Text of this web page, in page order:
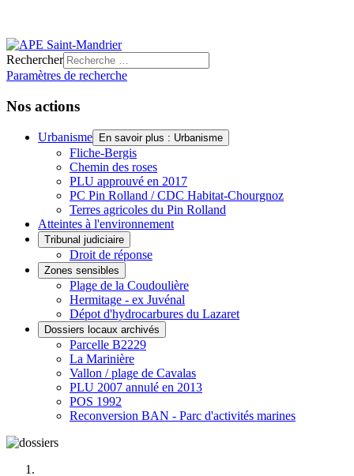
Rechercher
Paramètres de recherche
Nos actions
Urbanisme En savoir plus : Urbanisme
Fliche-Bergis
Chemin des roses
PLU approuvé en 2017
PC Pin Rolland / CDC Habitat-Chourgnoz
Terres agricoles du Pin Rolland
Atteintes à l'environnement
Tribunal judiciaire
Droit de réponse
Zones sensibles
Plage de la Coudoulière
Hermitage - ex Juvénal
Dépot d'hydrocarbures du Lazaret
Dossiers locaux archivés
Parcelle B2229
La Marinière
Vallon / plage de Cavalas
PLU 2007 annulé en 2013
POS 1992
Reconversion BAN - Parc d'activités marines